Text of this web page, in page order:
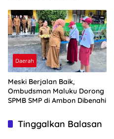
Daerah
Meski Berjalan Baik,
Ombudsman Maluku Dorong
SPMB SMP di Ambon Dibenahi
Tinggalkan Balasan